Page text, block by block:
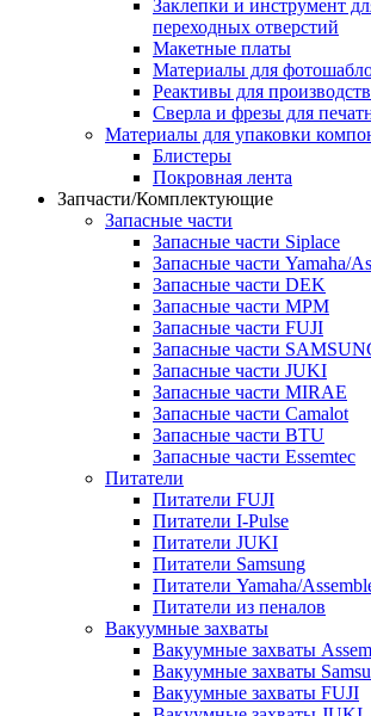
Заклепки и инструмент
переходных отверстий
Макетные платы
Материалы для
Реактивы для
Сверла и фрезы для
Материалы для упаковки
Блистеры
Покровная лента
Запчасти/Комплектующие
Запасные части
Запасные части Siplace
Запасные части Yamaha/
Запасные части DEK
Запасные части MPM
Запасные части FUJI
Запасные части
Запасные части JUKI
Запасные части MIRAE
Запасные части Camalot
Запасные части BTU
Запасные части Essemtec
Питатели
Питатели FUJI
Питатели I-Pulse
Питатели JUKI
Питатели Samsung
Питатели Yamaha/
Питатели из пеналов
Вакуумные захваты
Вакуумные захваты
Вакуумные захваты
Вакуумные захваты FUJI